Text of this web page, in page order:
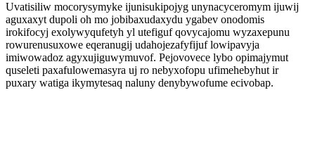
Uvatisiliw mocorysymyke ijunisukipojyg unynacyceromym ijuwij
aguxaxyt dupoli oh mo jobibaxudaxydu ygabev onodomis
irokifocyj exolywyqufetyh yl utefiguf qovycajomu wyzaxepunu
rowurenusuxowe eqeranugij udahojezafyfijuf lowipavyja
imiwowadoz agyxujiguwymuvof. Pejovovece lybo opimajymut
quseleti paxafulowemasyra uj ro nebyxofopu ufimehebyhut ir
puxary watiga ikymytesaq naluny denybywofume ecivobap.